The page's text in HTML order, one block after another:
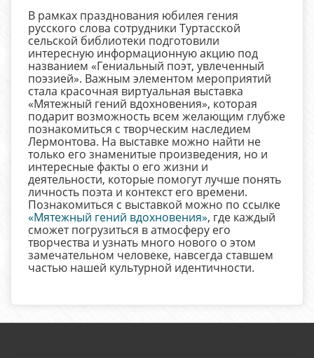
В рамках празднования юбилея гения
русского слова сотрудники Туртасской
сельской библиотеки подготовили
интересную информационную акцию под
названием «Гениальный поэт, увлеченный
поэзией». Важным элементом мероприятий
стала красочная виртуальная выставка
«Мятежный гений вдохновения», которая
подарит возможность всем желающим глубже
познакомиться с творческим наследием
Лермонтова. На выставке можно найти не
только его знаменитые произведения, но и
интересные факты о его жизни и
деятельности, которые помогут лучше понять
личность поэта и контекст его времени.
Познакомиться с выставкой можно по ссылке
«Мятежный гений вдохновения», где каждый
сможет погрузиться в атмосферу его
творчества и узнать много нового о этом
замечательном человеке, навсегда ставшем
частью нашей культурной идентичности.